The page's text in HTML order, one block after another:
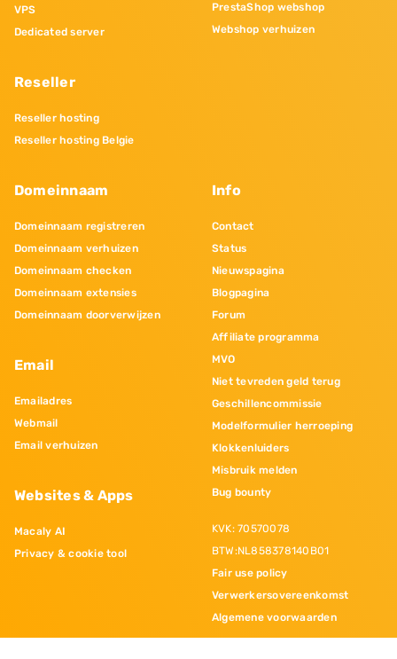
VPS
Dedicated server
Reseller
Reseller hosting
Reseller hosting Belgie
PrestaShop webshop
Webshop verhuizen
Domeinnaam
Domeinnaam registreren
Domeinnaam verhuizen
Domeinnaam checken
Domeinnaam extensies
Domeinnaam doorverwijzen
Email
Emailadres
Webmail
Email verhuizen
Websites & Apps
Macaly AI
Privacy & cookie tool
Info
Contact
Status
Nieuwspagina
Blogpagina
Forum
Affiliate programma
MVO
Niet tevreden geld terug
Geschillencommissie
Modelformulier herroeping
Klokkenluiders
Misbruik melden
Bug bounty
KVK: 70570078
BTW:NL858378140B01
Fair use policy
Verwerkersovereenkomst
Algemene voorwaarden